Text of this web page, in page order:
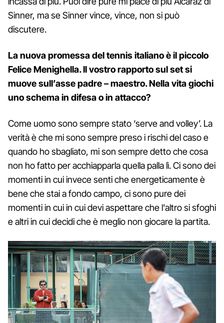
Sinner, ma se Sinner vince, vince, non si può
discutere.
La nuova promessa del tennis italiano è il piccolo
Felice Menighella. Il vostro rapporto sul set si
muove sull’asse padre – maestro. Nella vita giochi
uno schema in difesa o in attacco?
Come uomo sono sempre stato ‘serve and volley’. La
verità è che mi sono sempre preso i rischi del caso e
quando ho sbagliato, mi son sempre detto che cosa
non ho fatto per acchiapparla quella palla lì. Ci sono dei
momenti in cui invece senti che energeticamente è
bene che stai a fondo campo, ci sono pure dei
momenti in cui in cui devi aspettare che l'altro si sfoghi
e altri in cui decidi che è meglio non giocare la partita.